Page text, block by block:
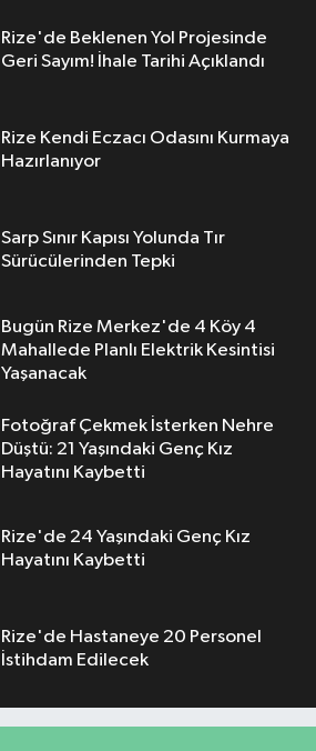
Rize'de Beklenen Yol Projesinde
Geri Sayım! İhale Tarihi Açıklandı
Rize Kendi Eczacı Odasını Kurmaya
Hazırlanıyor
Sarp Sınır Kapısı Yolunda Tır
Sürücülerinden Tepki
Bugün Rize Merkez'de 4 Köy 4
Mahallede Planlı Elektrik Kesintisi
Yaşanacak
Fotoğraf Çekmek İsterken Nehre
Düştü: 21 Yaşındaki Genç Kız
Hayatını Kaybetti
Rize'de 24 Yaşındaki Genç Kız
Hayatını Kaybetti
Rize'de Hastaneye 20 Personel
İstihdam Edilecek